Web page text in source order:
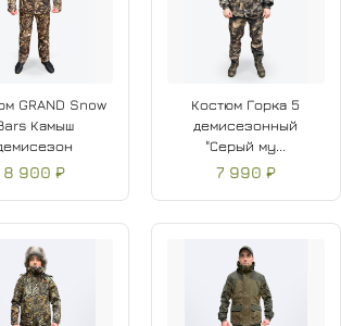
GRAND Snow
Камыш
8 900 ₽
Костюм Горка 5
демисезонный
"Серый му...
7 990 ₽